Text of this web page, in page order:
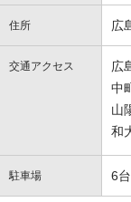
住所 広
交通アクセス
広
中
山
和
駐車場 6